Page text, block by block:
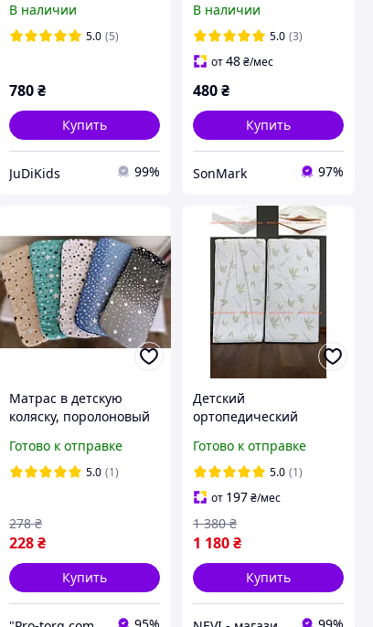
В наличии
5.0 (5)
780 ₴
Купить
JuDiKids 99%
В наличии
5.0 (3)
от48₴/мес
480₴
Купить
SonMark 97%
Матрас в детскую
коляску, поролоновый
Готово к отправке
5.0 (1)
228 ₴
278 ₴
Купить
Детский
ортопедический
Vera 120х60см
Готово к отправке
5.0 (1)
от 197₴/мес
1 180₴
1 380 ₴
Купить